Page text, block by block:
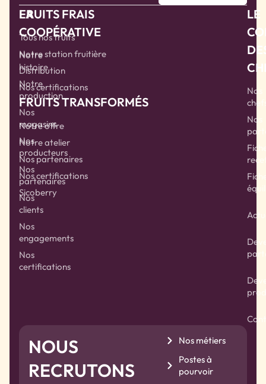
LA
COOPÉRATIVE
Notre
histoire
Notre
production
Nos
magasins
Nos
producteurs
Nos
partenaires
Nos
clients
Nos
engagements
Nos
certifications
FRUITS FRAIS
Tous nos fruits
Notre station fruitière
Distribution
Nos certifications
FRUITS TRANSFORMÉS
Notre offre
Notre atelier
Nos partenaires
Nos certifications
Sicoberry
LE
Nos
Nos
NOUS
RECRUTONS
Nos métiers
Postes à
pourvoir